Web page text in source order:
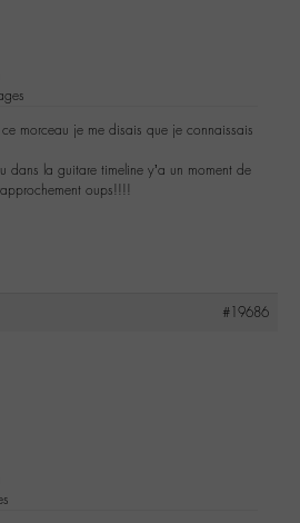
morceau je me disais que je connaissais
dans la guitare timeline y’a un moment de
oups!!!!
#19686